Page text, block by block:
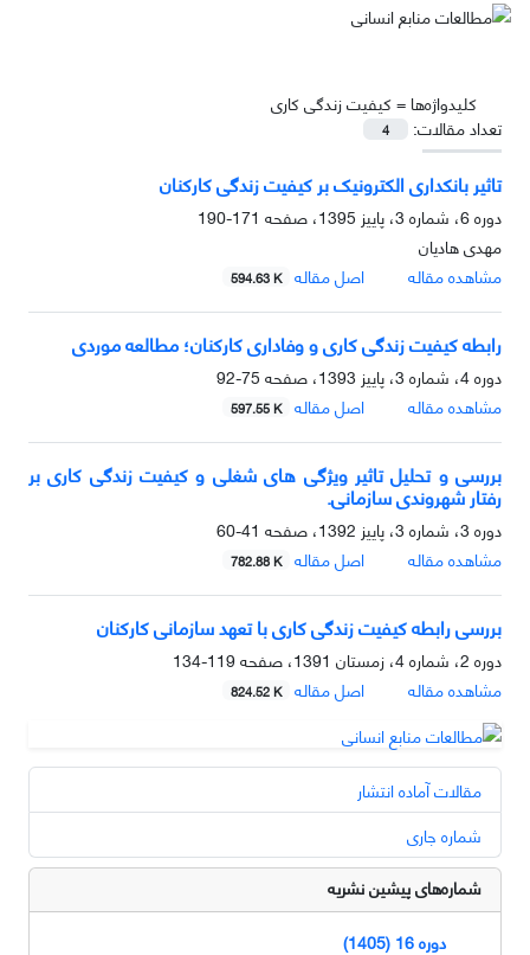
کلیدواژه‌ها =کیفیت زندگی کاری
تعداد مقالات:
4
تاثیر بانکداری الکترونیک بر کیفیت زندگی کارکنان
دوره 6، شماره 3، پاییز 1395، صفحه
171-190
مهدی هادیان
مشاهده مقاله
اصل مقاله 594.63 K
رابطه کیفیت زندگی کاری و وفاداری کارکنان؛ مطالعه موردی
دوره 4، شماره 3، پاییز 1393، صفحه
75-92
مشاهده مقاله
اصل مقاله 597.55 K
بررسی و تحلیل تاثیر ویژگی های شغلی و کیفیت زندگی کاری بر
رفتار شهروندی سازمانی.
دوره 3، شماره 3، پاییز 1392، صفحه
41-60
مشاهده مقاله
اصل مقاله 782.88 K
بررسی رابطه کیفیت زندگی کاری با تعهد سازمانی کارکنان
دوره 2، شماره 4، زمستان 1391، صفحه
119-134
مشاهده مقاله
اصل مقاله 824.52 K
مقالات آماده انتشار
شماره جاری
شماره‌های پیشین نشریه
دوره 16 (1405)